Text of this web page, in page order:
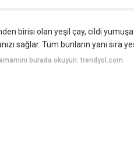
birisi olan yeşil çay, cildi
sağlar. Tüm bunların yanı sıra
burada okuyun: trendyol.com